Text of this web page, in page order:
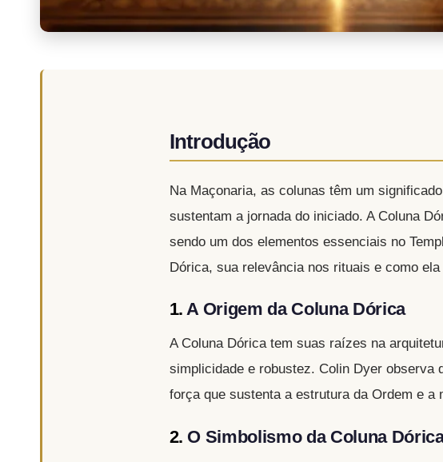
Introdução
Na Maçonaria, as colunas têm um
sustentam a jornada do iniciado. A Coluna
sendo um dos elementos essenciais no
Dórica, sua relevância nos rituais e como
1.A Origem da Coluna Dórica
A Coluna Dórica tem suas raízes na
simplicidade e robustez. Colin Dyer observa
força que sustenta a estrutura da Ordem e a
2. O Simbolismo da Coluna